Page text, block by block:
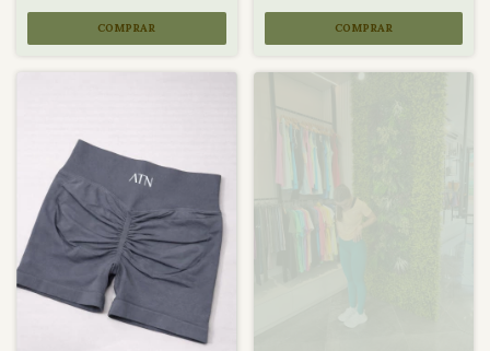
COMPRAR COMPRAR